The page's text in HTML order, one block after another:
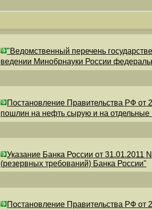
"Ведомственный перечень
ведении Минобрнауки России
Постановление Правительства РФ от
пошлин на нефть сырую и на
Указание Банка России от 31.01.2011
(резервных требований) Банка России"
Постановление Правительства РФ от